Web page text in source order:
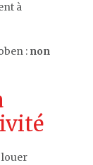
à
: non
louer